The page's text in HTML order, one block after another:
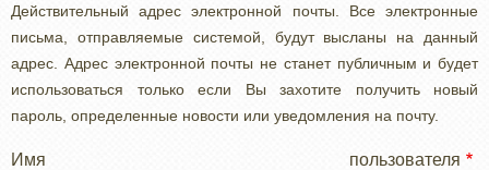
Действительный адрес электронной почты. Все электронные
письма, отправляемые системой, будут высланы на данный
адрес. Адрес электронной почты не станет публичным и будет
использоваться только если Вы захотите получить новый
пароль, определенные новости или уведомления на почту.
Имя пользователя